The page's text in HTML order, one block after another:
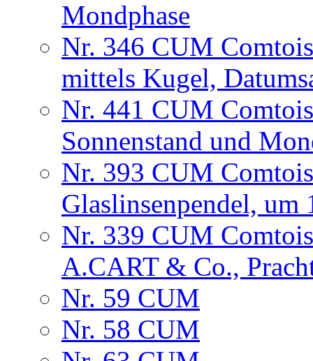
Mondphase
Nr. 346 CUM
mittels Kugel,
Nr. 441 CUM
Sonnenstand und
Nr. 393 CUM
Glaslinsenpendel, um
Nr. 339 CUM
A.CART & Co.,
Nr. 59 CUM
Nr. 58 CUM